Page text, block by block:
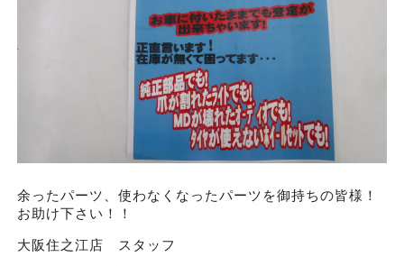
余ったパーツ、使わなくなったパーツを御持ちの皆様！
お助け下さい！！
大阪住之江店 スタッフ